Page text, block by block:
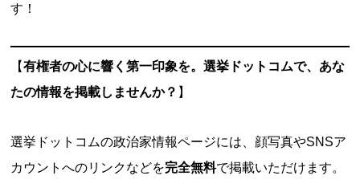
す！
【有権者の心に響く第一印象を。選挙ドットコムで、あな
たの情報を掲載しませんか？ 】
選挙ドットコムの政治家情報ページには、顔写真やSNSア
カウントへのリンクなどを完全無料で掲載いただけます。